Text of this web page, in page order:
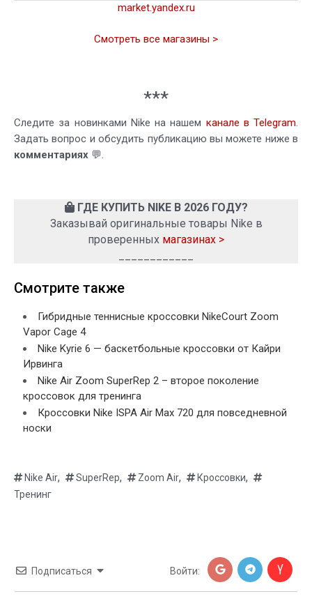
market.yandex.ru
Смотреть все магазины >
***
Следите за новинками Nike на нашем канале в Telegram.
Задать вопрос и обсудить публикацию вы можете ниже в
комментариях 💬.
ГДЕ КУПИТЬ NIKE В 2026 ГОДУ?
Заказывай оригинальные товары Nike в
проверенных магазинах >
Смотрите также
Гибридные теннисные кроссовки NikeCourt Zoom
Vapor Cage 4
Nike Kyrie 6 — баскетбольные кроссовки от Кайри
Ирвинга
Nike Air Zoom SuperRep 2 – второе поколение
кроссовок для тренинга
Кроссовки Nike ISPA Air Max 720 для повседневной
носки
Nike Air, SuperRep, Zoom Air, Кроссовки,
Тренинг
Подписаться Войти: